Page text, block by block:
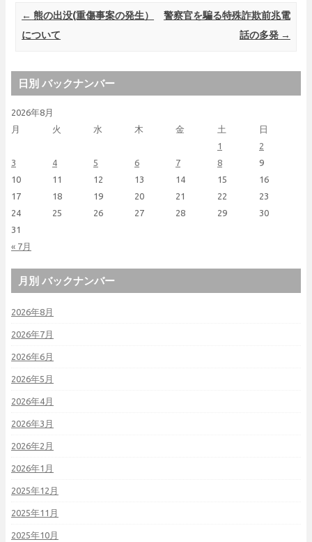
Post navigation
← 熊の出没(重傷事案の発生）
について
警察官を騙る特殊詐欺前兆電
話の多発 →
日別 バックナンバー
2026年8月
月
火 水 木 金 土 日
« 7月
1
2
3
4 5 6 7 8
9
10
11 12 13 14 15
16
17
18 19 20 21 22
23
24
25 26 27 28 29
30
31
月別 バックナンバー
2026年8月
2026年7月
2026年6月
2026年5月
2026年4月
2026年3月
2026年2月
2026年1月
2025年12月
2025年11月
2025年10月